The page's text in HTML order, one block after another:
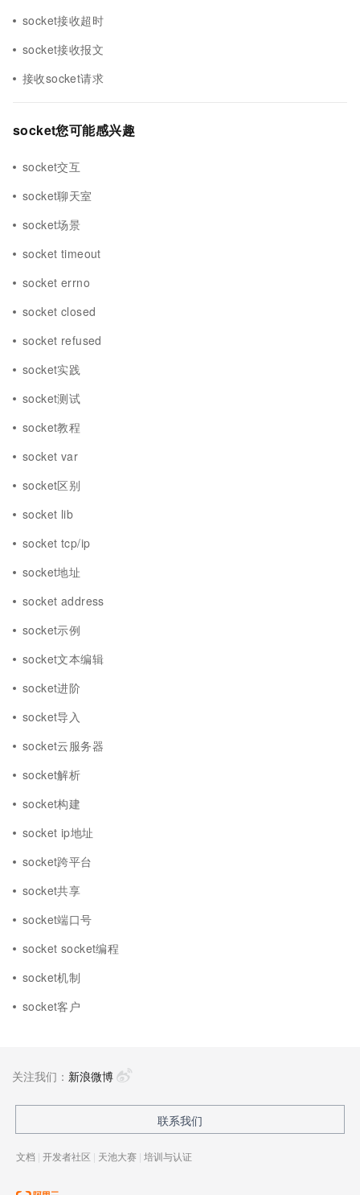
socket接收超时
socket接收报文
接收socket请求
socket您可能感兴趣
socket交互
socket聊天室
socket场景
socket timeout
socket errno
socket closed
socket refused
socket实践
socket测试
socket教程
socket var
socket区别
socket lib
socket tcp/ip
socket地址
socket address
socket示例
socket文本编辑
socket进阶
socket导入
socket云服务器
socket解析
socket构建
socket ip地址
socket跨平台
socket共享
socket端口号
socket socket编程
socket机制
socket客户
关注我们： 新浪微博
联系我们
文档 | 开发者社区 | 天池大赛 | 培训与认证